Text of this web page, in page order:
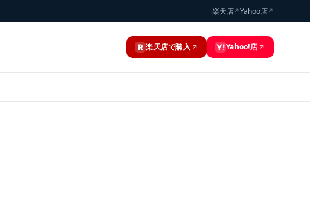
楽天店↗Yahoo店↗
R 楽天店で購入 ↗ Y!Yahoo!店 ↗